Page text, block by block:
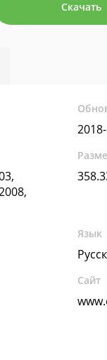
Скачать
Язык
Сайт